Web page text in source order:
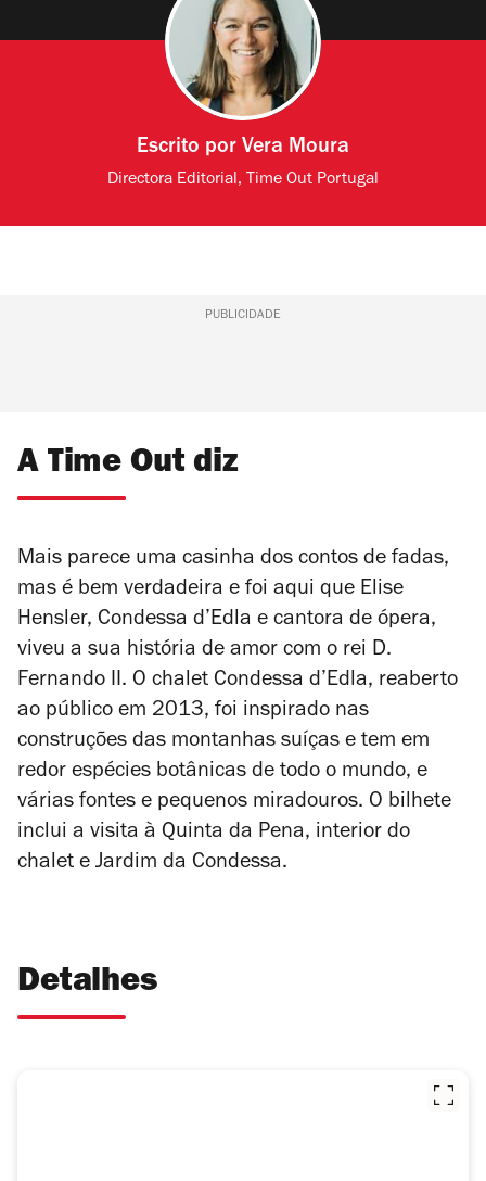
Escrito por Vera Moura
Directora Editorial, Time Out Portugal
PUBLICIDADE
A Time Out diz
Mais parece uma casinha dos contos de fadas,
mas é bem verdadeira e foi aqui que Elise
Hensler, Condessa d’Edla e cantora de ópera,
viveu a sua história de amor com o rei D.
Fernando II. O chalet Condessa d’Edla, reaberto
ao público em 2013, foi inspirado nas
construções das montanhas suíças e tem em
redor espécies botânicas de todo o mundo, e
várias fontes e pequenos miradouros. O bilhete
inclui a visita à Quinta da Pena, interior do
chalet e Jardim da Condessa.
Detalhes